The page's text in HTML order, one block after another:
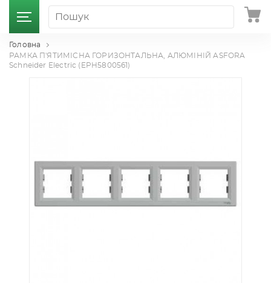
Головна
РАМКА П'ЯТИМІСНА ГОРИЗОНТАЛЬНА, АЛЮМІНІЙ ASFORA
Schneider Electric (EPH5800561)